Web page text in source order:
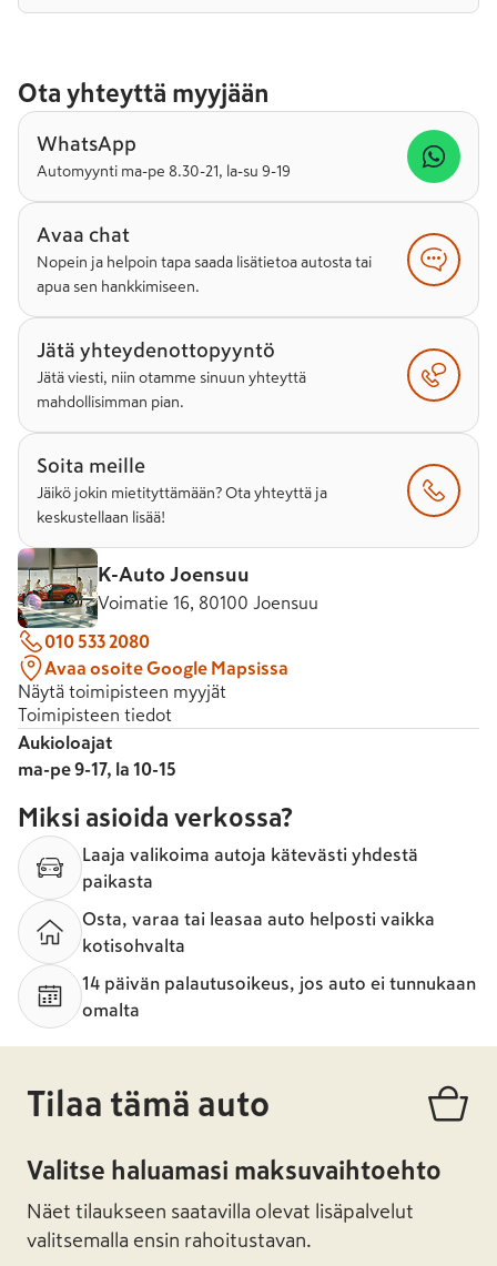
Ota yhteyttä myyjään
WhatsApp
Automyynti ma-pe 8.30-21, la-su 9-19
Avaa chat
Nopein ja helpoin tapa saada lisätietoa autosta tai
apua sen hankkimiseen.
Jätä yhteydenottopyyntö
Jätä viesti, niin otamme sinuun yhteyttä
mahdollisimman pian.
Soita meille
Jäikö jokin mietityttämään? Ota yhteyttä ja
keskustellaan lisää!
K-Auto Joensuu
Voimatie 16, 80100 Joensuu
010 533 2080
Avaa osoite Google Mapsissa
Näytä toimipisteen myyjät
Toimipisteen tiedot
Aukioloajat
ma-pe 9-17, la 10-15
Miksi asioida verkossa?
Laaja valikoima autoja kätevästi yhdestä
paikasta
Osta, varaa tai leasaa auto helposti vaikka
kotisohvalta
14 päivän palautusoikeus, jos auto ei tunnukaan
omalta
Tilaa tämä auto
Valitse haluamasi maksuvaihtoehto
Näet tilaukseen saatavilla olevat lisäpalvelut
valitsemalla ensin rahoitustavan.